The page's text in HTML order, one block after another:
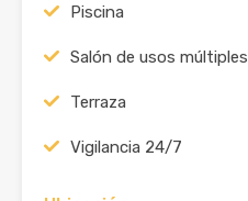
Piscina
Salón de usos múltiples
Terraza
Vigilancia 24/7